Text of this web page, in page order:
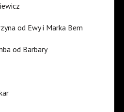
od Ewy i Marka Bem
od Barbary